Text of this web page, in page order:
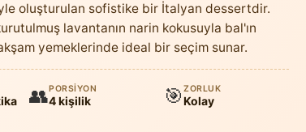
oluşturulan sofistike bir İtalyan dessertdir.
lavantanın narin kokusuyla bal'ın
yemeklerinde ideal bir seçim sunar.
👥PORSIYON
4 kişilik 🎯 ZORLUK
Kolay